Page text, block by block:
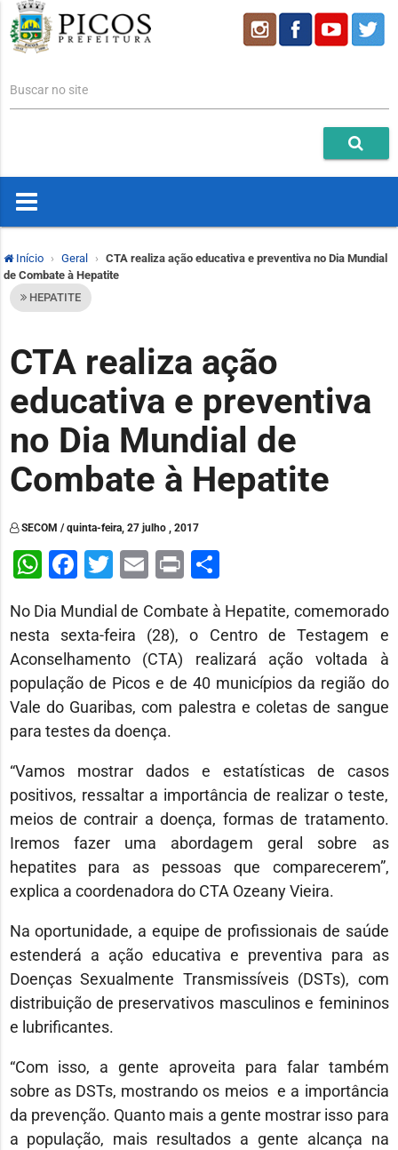
Buscar no site
Início Geral
CTA realiza ação educativa e preventiva no Dia Mundial
de Combate à Hepatite
HEPATITE
CTA realiza ação
educativa e preventiva
no Dia Mundial de
Combate à Hepatite
SECOM / quinta-feira, 27 julho , 2017
WhatsApp
Facebook
Twitter
Email
PrintShare
No Dia Mundial de Combate à Hepatite, comemorado
nesta sexta-feira (28), o Centro de Testagem e
Aconselhamento (CTA) realizará ação voltada à
população de Picos e de 40 municípios da região do
Vale do Guaribas, com palestra e coletas de sangue
para testes da doença.
“Vamos mostrar dados e estatísticas de casos
positivos, ressaltar a importância de realizar o teste,
meios de contrair a doença, formas de tratamento.
Iremos fazer uma abordagem geral sobre as
hepatites para as pessoas que comparecerem”,
explica a coordenadora do CTA Ozeany Vieira.
Na oportunidade, a equipe de profissionais de saúde
estenderá a ação educativa e preventiva para as
Doenças Sexualmente Transmissíveis (DSTs), com
distribuição de preservativos masculinos e femininos
e lubrificantes.
“Com isso, a gente aproveita para falar também
sobre as DSTs, mostrando os meios e a importância
da prevenção. Quanto mais a gente mostrar isso para
a população, mais resultados a gente alcança na